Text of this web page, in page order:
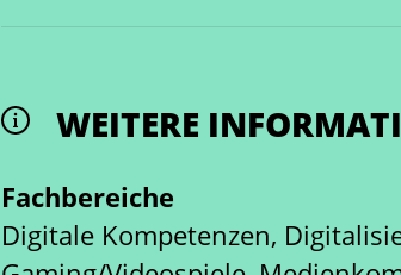
WEITERE
Fachbereiche
Digitale Kompetenzen,